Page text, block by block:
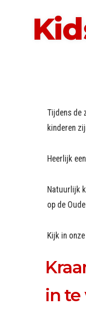
Tijdens de
kinderen
Heerlijk
Natuurlijk
op de
Kijk in onze
in te